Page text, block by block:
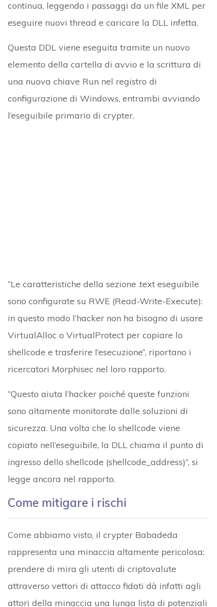
continua, leggendo i passaggi da un file XML per
eseguire nuovi thread e caricare la DLL infetta.
Questa DDL viene eseguita tramite un nuovo
elemento della cartella di avvio e la scrittura di
una nuova chiave Run nel registro di
configurazione di Windows, entrambi avviando
l’eseguibile primario di crypter.
“Le caratteristiche della sezione .text eseguibile
sono configurate su RWE (Read-Write-Execute):
in questo modo l’hacker non ha bisogno di usare
VirtualAlloc o VirtualProtect per copiare lo
shellcode e trasferire l’esecuzione”, riportano i
ricercatori Morphisec nel loro rapporto.
“Questo aiuta l’hacker poiché queste funzioni
sono altamente monitorate dalle soluzioni di
sicurezza. Una volta che lo shellcode viene
copiato nell’eseguibile, la DLL chiama il punto di
ingresso dello shellcode (shellcode_address)”, si
legge ancora nel rapporto.
Come mitigare i rischi
Come abbiamo visto, il crypter Babadeda
rappresenta una minaccia altamente pericolosa:
prendere di mira gli utenti di criptovalute
attraverso vettori di attacco fidati dà infatti agli
attori della minaccia una lunga lista di potenziali